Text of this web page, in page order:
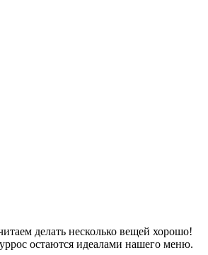
делать несколько вещей хорошо!
остаются идеалами нашего меню.